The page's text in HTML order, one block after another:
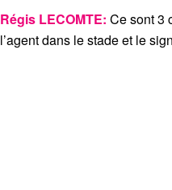
Régis LECOMTE: Ce sont 3
l’agent dans le stade et le